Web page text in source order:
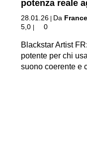
potenza reale
28.01.26 Da
5,0
0
Blackstar Artist
potente per chi
suono coerente e